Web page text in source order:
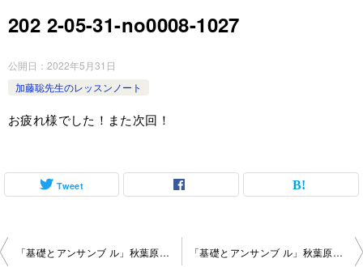
202 2-05-31-no0008-1027
公開日： 2022年5月31日
加藤聡先生のレッスンノート
お疲れ様でした！また次回！
Tweet
投
「基礎とアンサンブ ル」秋葉原教室202 2-05-31-no0008-1025 「基礎とアンサンブ ル」秋葉原教室202 2-05-31-no0008-1023